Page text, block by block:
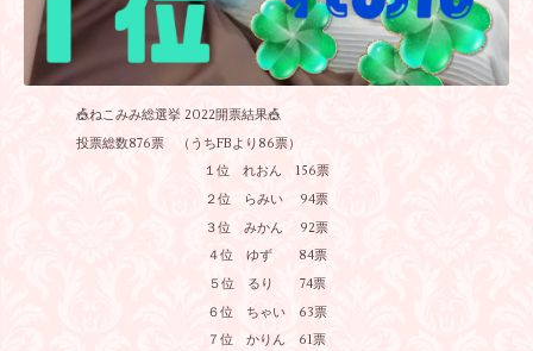
🎪ねこみみ総選挙 2022開票結果🎪
投票総数876票 （うちFBより86票）
１位 れおん 156票
２位 らみい 94票
３位 みかん 92票
４位 ゆず 84票
５位 るり 74票
６位 ちゃい 63票
７位 かりん 61票